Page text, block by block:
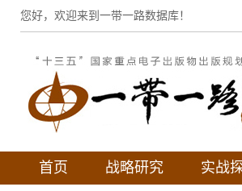
您好，欢迎来到一带一路数据库！
首页 战略研究 实战